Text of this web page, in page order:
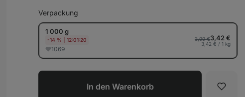
Verpackung
1 000 g
-14 % 12:01:19
1069
3,99 €3,42 €
3,42 € / 1 kg
In den Warenkorb